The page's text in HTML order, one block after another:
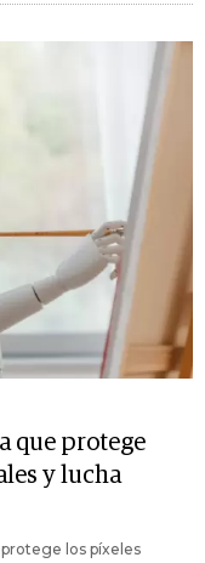
que protege
y lucha
los píxeles